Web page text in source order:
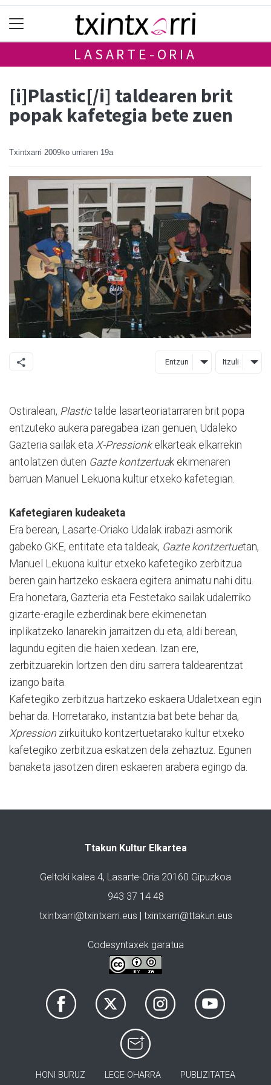
LASARTE-ORIA
[i]Plastic[/i] taldearen brit
popak kafetegia bete zuen
Txintxarri 2009ko urriaren 19a
Entzun Itzuli
Ostiralean, Plastictalde lasarteoriatarraren brit popa
entzuteko aukera paregabea izan genuen, Udaleko
Gazteria sailak eta X-Pressionkelkarteak elkarrekin
antolatzen duten Gazte kontzertuak ekimenaren
barruan Manuel Lekuona kultur etxeko kafetegian.
Kafetegiaren kudeaketa
Era berean, Lasarte-Oriako Udalak irabazi asmorik
gabeko GKE, entitate eta taldeak, Gazte kontzertuetan,
Manuel Lekuona kultur etxeko kafetegiko zerbitzua
beren gain hartzeko eskaera egitera animatu nahi ditu.
Era honetara, Gazteria eta Festetako sailak udalerriko
gizarte-eragile ezberdinak bere ekimenetan
inplikatzeko lanarekin jarraitzen du eta, aldi berean,
lagundu egiten die haien xedean. Izan ere,
zerbitzuarekin lortzen den diru sarrera taldearentzat
izango baita.
Kafetegiko zerbitzua hartzeko eskaera Udaletxean egin
behar da. Horretarako, instantzia bat bete behar da,
Xpression zirkuituko kontzertuetarako kultur etxeko
kafetegiko zerbitzua eskatzen dela zehaztuz. Egunen
banaketa jasotzen diren eskaeren arabera egingo da.
Ttakun Kultur Elkartea
Geltoki kalea 4, Lasarte-Oria 20160 Gipuzkoa
943 37 14 48
txintxarri@txintxarri.eus | txintxarri@ttakun.eus
Codesyntaxek garatua
HONI BURUZ LEGE OHARRA PUBLIZITATEA